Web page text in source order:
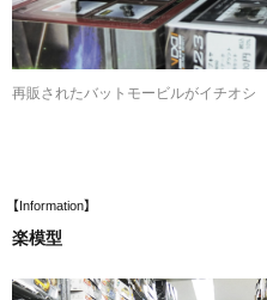
再販されたバットモービルがイチオシ
【Information】
楽模型